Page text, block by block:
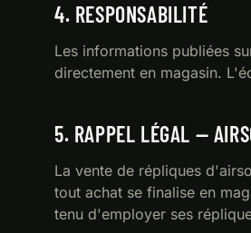
4. RESPONSABILITÉ
Les informations publiées
directement en magasin.
5. RAPPEL LÉGAL —
La vente de répliques
tout achat se finalise en
tenu d'employer ses